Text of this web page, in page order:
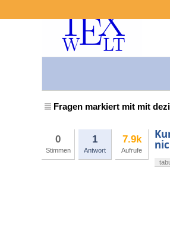
Fragen markiert mit mit
0
Stimmen
1
Antwort
7.9k
Aufrufe